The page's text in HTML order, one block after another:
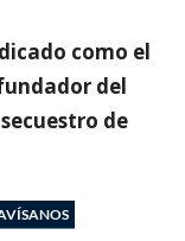
como el
del
de